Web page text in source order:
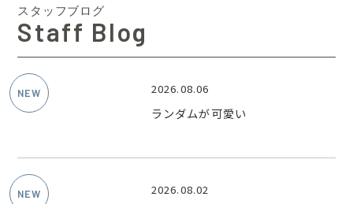
スタッフブログ
Staff Blog
2026.08.06
ランダムが可愛い
2026.08.02